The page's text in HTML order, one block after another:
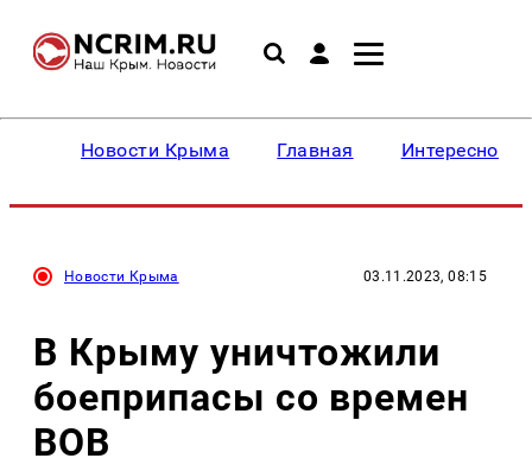
Новости Крыма Главная Интересное
Новости Крыма 03.11.2023, 08:15
В Крыму уничтожили
боеприпасы со времен
ВОВ